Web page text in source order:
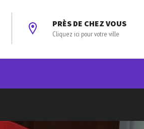
PRÈS DE CHEZ VOUS
Cliquez ici pour votre ville